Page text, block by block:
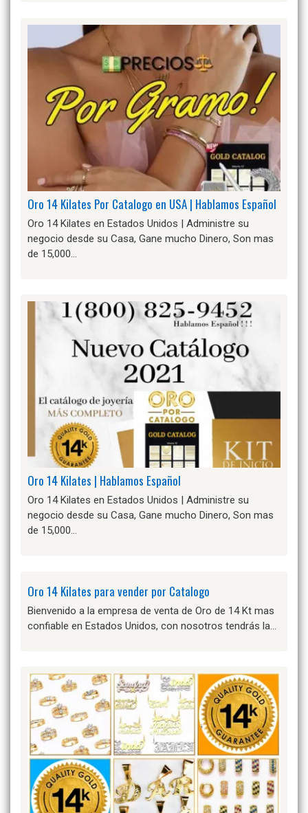
Oro 14 Kilates Por Catalogo en USA | Hablamos Español
Oro 14 Kilates en Estados Unidos | Administre su
negocio desde su Casa, Gane mucho Dinero, Son mas
de 15,000…
Oro 14 Kilates | Hablamos Español
Oro 14 Kilates en Estados Unidos | Administre su
negocio desde su Casa, Gane mucho Dinero, Son mas
de 15,000…
Oro 14 Kilates para vender por Catalogo
Bienvenido a la empresa de venta de Oro de 14 Kt mas
confiable en Estados Unidos, con nosotros tendrás la…